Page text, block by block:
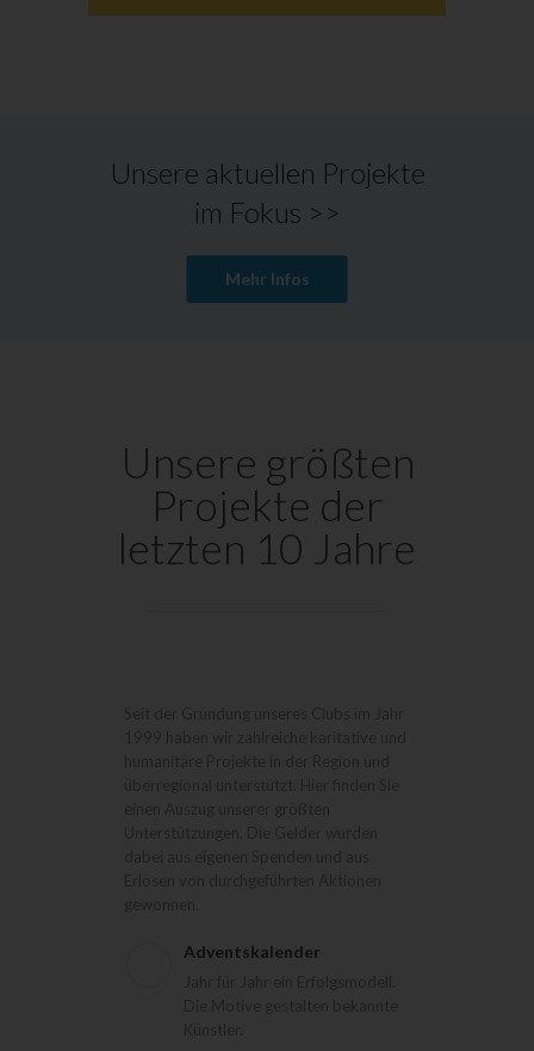
Unsere aktuellen Projekte
im Fokus >>
Mehr Infos
Unsere größten
Projekte der
letzten 10 Jahre
Adventskalender